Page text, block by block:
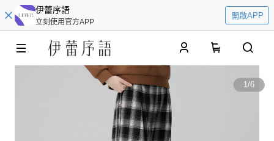
伊蕾序語
立刻使用官方APP
開啟APP
1/6